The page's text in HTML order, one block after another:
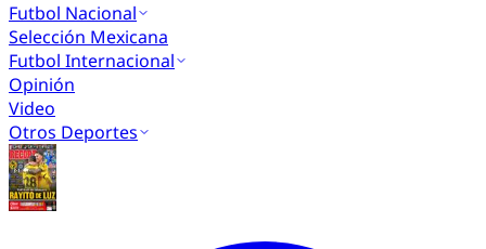
Futbol Nacional
Selección Mexicana
Futbol Internacional
Opinión
Video
Otros Deportes